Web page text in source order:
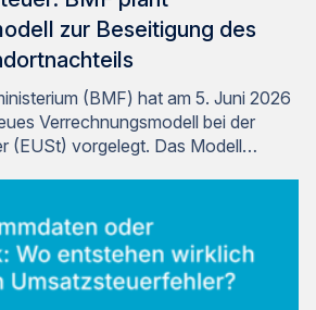
zur Beseitigung des
(BMF) hat am 5. Juni 2026
Verrechnungsmodell bei der
(EUSt) vorgelegt. Das Modell…